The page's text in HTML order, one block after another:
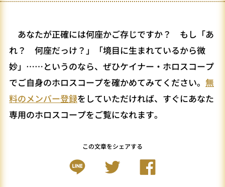
あなたが正確には何座かご存じですか？ もし「あ
れ？ 何座だっけ？」「境目に生まれているから微
妙」……というのなら、ぜひケイナー・ホロスコープ
でご自身のホロスコープを確かめてみてください。 無
料のメンバー登録をしていただければ、すぐにあなた
専用のホロスコープをご覧になれます。
この文章をシェアする